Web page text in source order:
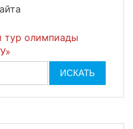
тур олимпиады
ИСКАТЬ